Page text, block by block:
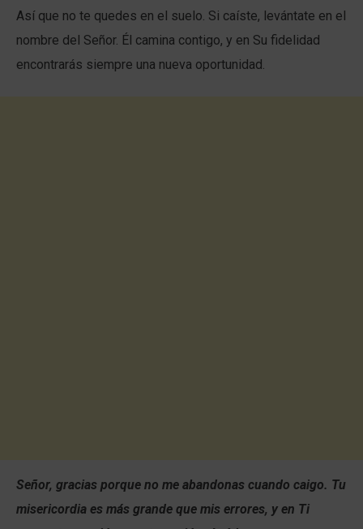
Así que no te quedes en el suelo. Si caíste, levántate en el
nombre del Señor. Él camina contigo, y en Su fidelidad
encontrarás siempre una nueva oportunidad.
Señor, gracias porque no me abandonas cuando caigo. Tu
misericordia es más grande que mis errores, y en Ti